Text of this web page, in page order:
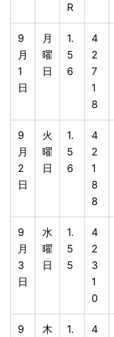
R
9
月
1
日
月
曜
日
1.
5
6
4
2
7
1
8
9
月
2
日
火
曜
日
1.
5
6
4
2
1
8
8
9
月
3
日
水
曜
日
1.
5
5
4
2
3
1
0
9
木
1.
4